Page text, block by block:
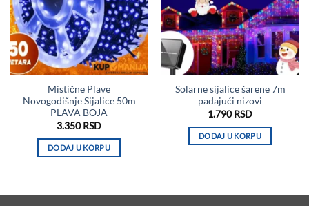
Mistične Plave
Novogodišnje Sijalice 50m
PLAVA BOJA
3.350RSD
DODAJ U KORPU
Solarne sijalice šarene 7m
padajući nizovi
1.790RSD
DODAJ U KORPU